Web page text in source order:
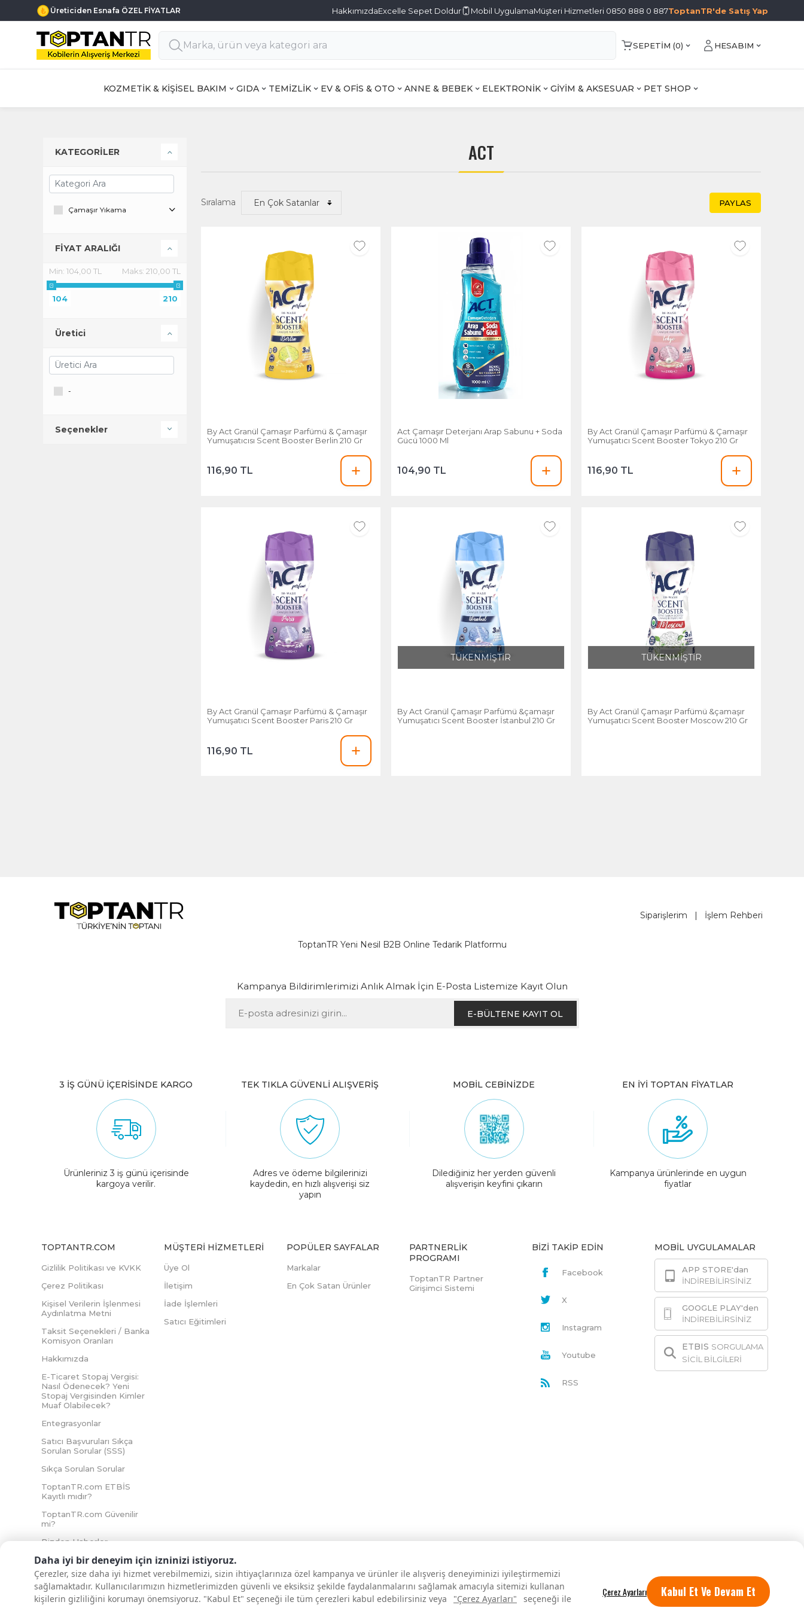
Daha iyi bir deneyim için izninizi istiyoruz.
Çerezler, size daha iyi hizmet verebilmemizi, sizin ihtiyaçlarınıza özel kampanya ve ürünler ile alışveriş deneyiminizi iyileştirmemizi
sağlamaktadır. Kullanıcılarımızın hizmetlerimizden güvenli ve eksiksiz şekilde faydalanmalarını sağlamak amacıyla sitemizi kullanan
kişilerin gizliliğini korumayı önemsiyoruz. "Kabul Et" seçeneği ile tüm çerezleri kabul edebilirsiniz veya
"Çerez Ayarları"
seçeneği ile
Kabul Et Ve Devam Et
Üreticiden Esnafa ÖZEL FİYATLAR HakkımızdaExcelle Sepet Doldur Mobil UygulamaMüşteri Hizmetleri 0850 888 0 887ToptanTR'de Satış Yap
SEPETIM (0) HESABIM
KOZMETİK & KİŞİSEL BAKIM GIDA TEMİZLİK EV & OFİS & OTO ANNE & BEBEK ELEKTRONİK GİYİM & AKSESUAR PET SHOP
ACT
Sıralama PAYLAS
By Act Granül Çamaşır Parfümü & Çamaşır
Yumuşatıcısı Scent Booster Berlin 210 Gr
116,90 TL
Act Çamaşır Deterjanı Arap Sabunu + Soda
Gücü 1000 Ml
104,90 TL
By Act Granül Çamaşır Parfümü & Çamaşır
Yumuşatıcı Scent Booster Tokyo 210 Gr
116,90 TL
By Act Granül Çamaşır Parfümü & Çamaşır
Yumuşatıcı Scent Booster Paris 210 Gr
116,90 TL
TÜKENMİŞTİR
By Act Granül Çamaşır Parfümü &çamaşır
Yumuşatıcı Scent Booster İstanbul 210 Gr
TÜKENMİŞTİR
By Act Granül Çamaşır Parfümü &çamaşır
Yumuşatıcı Scent Booster Moscow 210 Gr
KATEGORİLER
Çamaşır Yıkama
FİYAT ARALIĞI
Min: 104,00 TL Maks: 210,00 TL
104 210
Üretici
-
Seçenekler
Siparişlerim | İşlem Rehberi
ToptanTR Yeni Nesil B2B Online Tedarik Platformu
Kampanya Bildirimlerimizi Anlık Almak İçin E-Posta Listemize Kayıt Olun
E-BÜLTENE KAYIT OL
3 İŞ GÜNÜ İÇERİSİNDE KARGO
Ürünleriniz 3 iş günü içerisinde
kargoya verilir.
TEK TIKLA GÜVENLİ ALIŞVERİŞ
Adres ve ödeme bilgilerinizi
kaydedin, en hızlı alışverişi siz
yapın
MOBİL CEBİNİZDE
Dilediğiniz her yerden güvenli
alışverişin keyfini çıkarın
EN İYİ TOPTAN FİYATLAR
Kampanya ürünlerinde en uygun
fiyatlar
TOPTANTR.COM
Gizlilik Politikası ve KVKK
Çerez Politikası
Kişisel Verilerin İşlenmesi
Aydınlatma Metni
Taksit Seçenekleri / Banka
Komisyon Oranları
Hakkımızda
E-Ticaret Stopaj Vergisi:
Nasıl Ödenecek? Yeni
Stopaj Vergisinden Kimler
Muaf Olabilecek?
Entegrasyonlar
Satıcı Başvuruları Sıkça
Sorulan Sorular (SSS)
Sıkça Sorulan Sorular
ToptanTR.com ETBİS
Kayıtlı mıdır?
ToptanTR.com Güvenilir
mi?
Bizden Haberler
MÜŞTERI HIZMETLERI
Üye Ol
İletişim
İade İşlemleri
Satıcı Eğitimleri
POPÜLER SAYFALAR
Markalar
En Çok Satan Ürünler
PARTNERLIK
PROGRAMI
ToptanTR Partner
Girişimci Sistemi
BİZİ TAKİP EDİN
Facebook
X
Instagram
Youtube
RSS
MOBİL UYGULAMALAR
APP STORE'dan
İNDİREBİLİRSİNİZ
GOOGLE PLAY'den
İNDİREBİLİRSİNİZ
ETBIS SORGULAMA
SİCİL BİLGİLERİ
İNTERNETTE GÜVENLİ ALIŞVERİŞ